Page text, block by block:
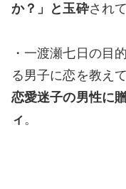
か？」と玉砕され
・一渡瀬七日の目
る男子に恋を教え
恋愛迷子の男性に
ィ。